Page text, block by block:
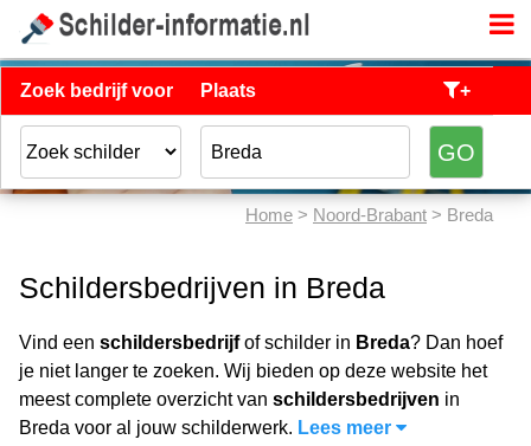
Zoek bedrijf voor Plaats +
Home > Noord-Brabant > Breda
Schildersbedrijven in Breda
Vind een schildersbedrijfof schilder in Breda? Dan hoef
je niet langer te zoeken. Wij bieden op deze website het
meest complete overzicht van schildersbedrijven in
Breda voor al jouw schilderwerk. Lees meer